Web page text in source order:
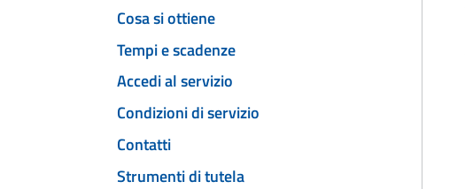
Cosa si ottiene
Tempi e scadenze
Accedi al servizio
Condizioni di servizio
Contatti
Strumenti di tutela